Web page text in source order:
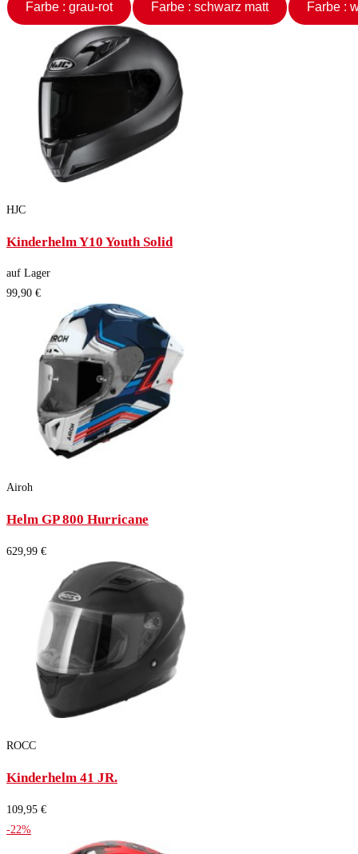
Farbe : grau-rot Farbe : schwarz matt
HJC
Kinderhelm Y10 Youth Solid
auf Lager
99,90 €
Airoh
Helm GP 800 Hurricane
629,99 €
ROCC
Kinderhelm 41 JR.
109,95 €
-22%